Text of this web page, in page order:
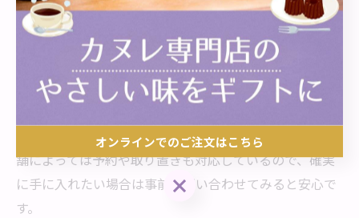
土産やギフトの場合は、見た目の美しさや包装にもこだ
わると喜ばれます。家でゆっくり楽しむなら、コーヒー
や紅茶と合わせてカヌレ本来の風味を堪能してみましょ
う。
いため、できるだけ購入当日に食べるのが理想です。店
舗によっては予約や取り置きも対応しているので、確実
に手に入れたい場合は事前に問い合わせてみると安心で
す。
オンラインでのご注文はこちら
オンラインでのご注文はこちら